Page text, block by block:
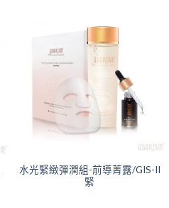
水光緊緻彈潤組-前導菁露/GIS-II
緊